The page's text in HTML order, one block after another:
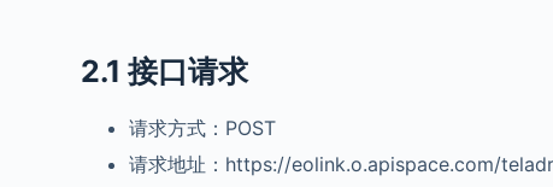
2.1 接口请求
请求方式：POST
请求地址：https://eolink.o.apispace.com/